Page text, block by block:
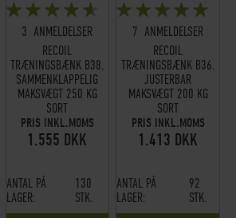
BEDØMMELSE:
90%
3 ANMELDELSER
RECOIL
TRÆNINGSBÆNK B38,
SAMMENKLAPPELIG
MAKSVÆGT 250 KG
SORT
PRIS INKL.MOMS
1.555 DKK
ANTAL PÅ
LAGER:
130
STK.
BEDØMMELSE:
99%
7 ANMELDELSER
RECOIL
TRÆNINGSBÆNK B36,
JUSTERBAR
MAKSVÆGT 200 KG
SORT
PRIS INKL.MOMS
1.413 DKK
ANTAL PÅ
LAGER:
92
STK.